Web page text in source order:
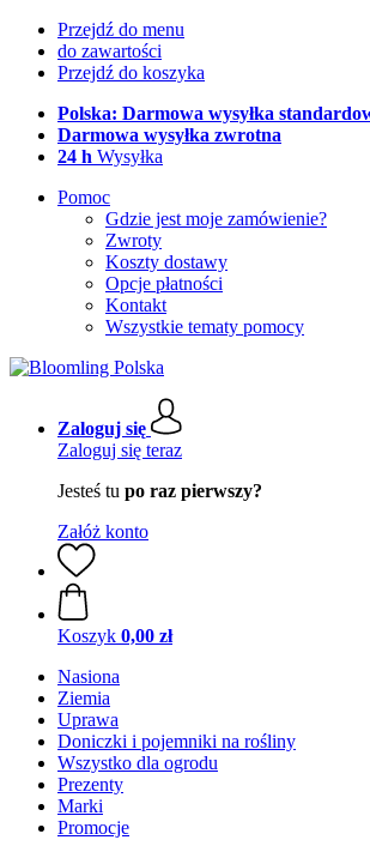
Przejdź do menu
do zawartości
Przejdź do koszyka
Polska: Darmowa wysyłka
Darmowa wysyłka zwrotna
24 h Wysyłka
Pomoc
Gdzie jest moje zamówienie?
Zwroty
Koszty dostawy
Opcje płatności
Kontakt
Wszystkie tematy pomocy
Zaloguj się
Zaloguj się teraz
Jesteś tu po raz pierwszy?
Załóż konto
Koszyk 0,00 zł
Nasiona
Ziemia
Uprawa
Doniczki i pojemniki na rośliny
Wszystko dla ogrodu
Prezenty
Marki
Promocje